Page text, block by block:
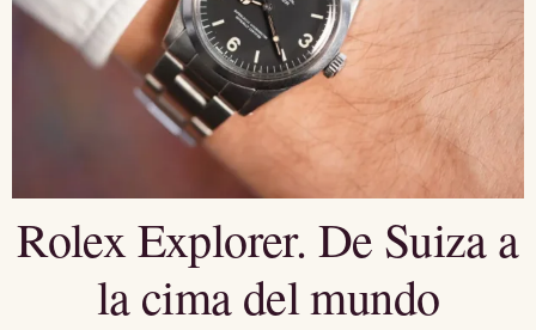
Rolex Explorer. De Suiza a
la cima del mundo